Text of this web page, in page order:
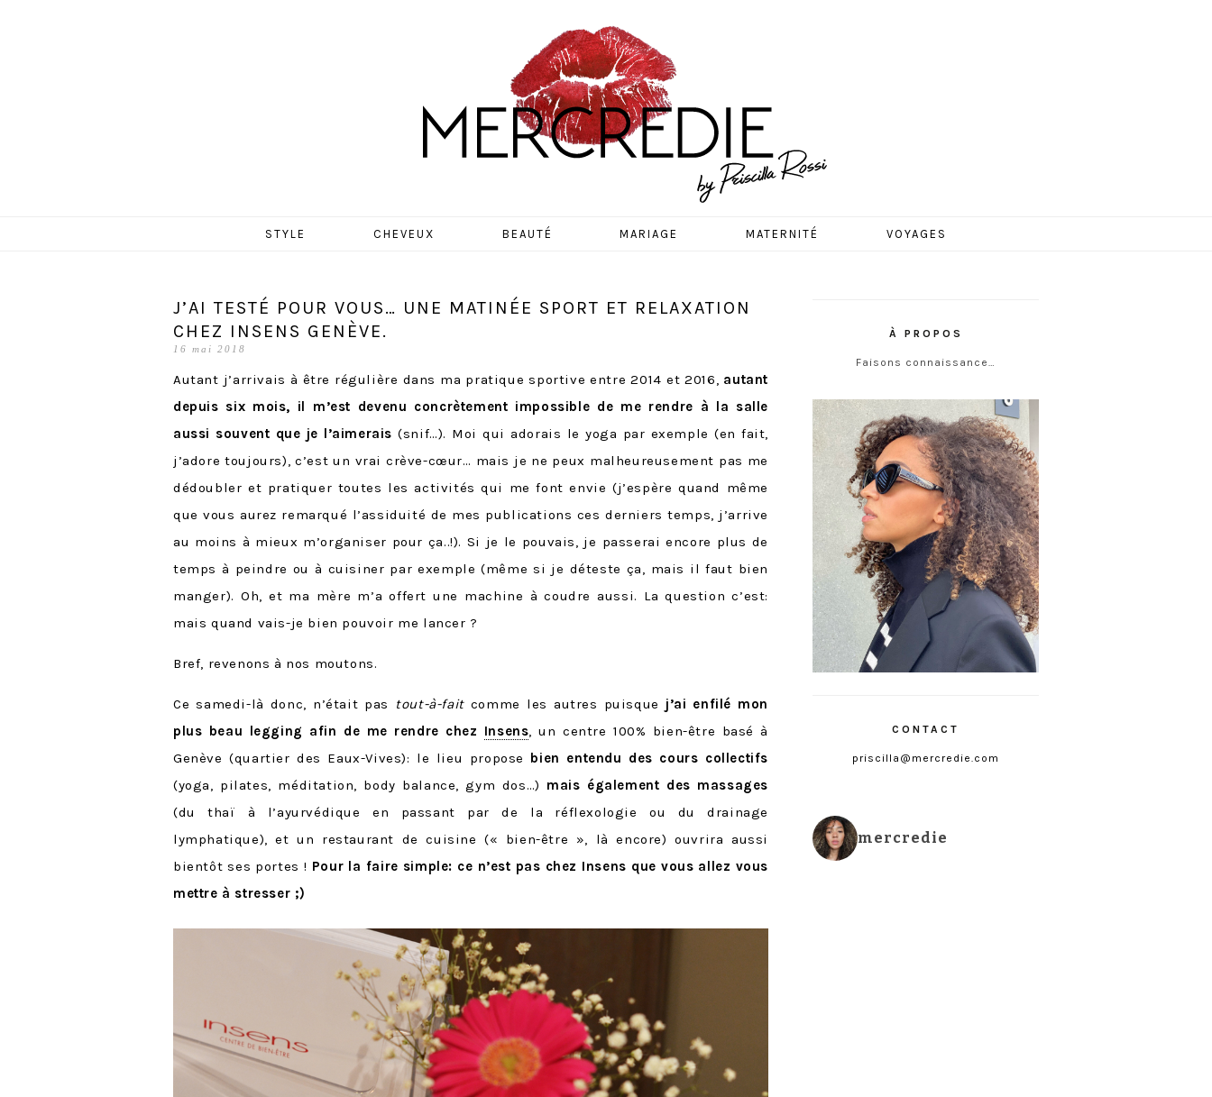
MERCREDIE
STYLE CHEVEUX BEAUTÉ MARIAGE MATERNITÉ VOYAGES
J’AI TESTÉ POUR VOUS… UNE MATINÉE SPORT ET RELAXATION
CHEZ INSENS GENÈVE.
16 mai 2018
Autant j’arrivais à être régulière dans ma pratique sportive entre 2014 et 2016, autant
depuis six mois, il m’est devenu concrètement impossible de me rendre à la salle
aussi souvent que je l’aimerais (snif…). Moi qui adorais le yoga par exemple (en fait,
j’adore toujours), c’est un vrai crève-cœur… mais je ne peux malheureusement pas me
dédoubler et pratiquer toutes les activités qui me font envie (j’espère quand même
que vous aurez remarqué l’assiduité de mes publications ces derniers temps, j’arrive
au moins à mieux m’organiser pour ça..!). Si je le pouvais, je passerai encore plus de
temps à peindre ou à cuisiner par exemple (même si je déteste ça, mais il faut bien
manger). Oh, et ma mère m’a offert une machine à coudre aussi. La question c’est:
mais quand vais-je bien pouvoir me lancer ?
Bref, revenons à nos moutons.
Ce samedi-là donc, n’était pas tout-à-faitcomme les autres puisque j’ai enfilé mon
plus beau legging afin de me rendre chez Insens, un centre 100% bien-être basé à
Genève (quartier des Eaux-Vives): le lieu propose bien entendu des cours collectifs
(yoga, pilates, méditation, body balance, gym dos…) mais également des massages
(du thaï à l’ayurvédique en passant par de la réflexologie ou du drainage
lymphatique), et un restaurant de cuisine (« bien-être », là encore) ouvrira aussi
bientôt ses portes ! Pour la faire simple: ce n’est pas chez Insens que vous allez vous
mettre à stresser ;)
À PROPOS
Faisons connaissance…
CONTACT
priscilla@mercredie.com
mercredie